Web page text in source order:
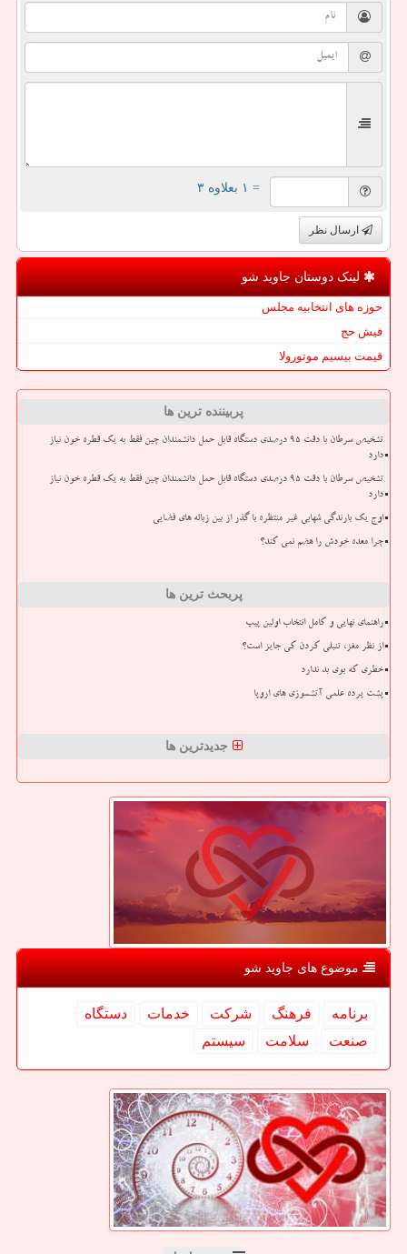
= ۱ بعلاوه ۳
ارسال نظر
لینک دوستان جاوید شو
حوزه های انتخابیه مجلس
فیش حج
قیمت بیسیم موتورولا
پربیننده ترین ها
تشخیص سرطان با دقت ۹۵ درصدی دستگاه قابل حمل دانشمندان چین فقط به یک قطره خون نیاز
دارد
تشخیص سرطان با دقت ۹۵ درصدی دستگاه قابل حمل دانشمندان چین فقط به یک قطره خون نیاز
دارد
اوج یک بارندگی شهابی غیر منتظره با گذر از بین زباله های فضایی
چرا معده خودش را هضم نمی کند؟
پربحث ترین ها
راهنمای نهایی و کامل انتخاب اولین پیپ
از نظر مغز، تنبلی کردن کی جایز است؟
خطری که بوی بد ندارد
پشت پرده علمی آتشسوزی های اروپا
جدیدترین ها
موضوع های جاوید شو
برنامه فرهنگ شركت خدمات
دستگاه
صنعت
سلامت سیستم